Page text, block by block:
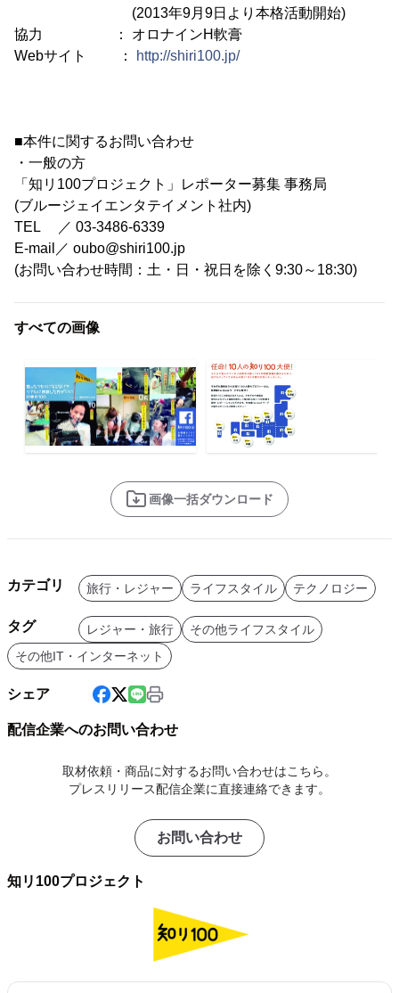
(2013年9月9日より本格活動開始)
協力 ： オロナインH軟膏
Webサイト ：
http://shiri100.jp/
■本件に関するお問い合わせ
・一般の方
「知リ100プロジェクト」レポーター募集 事務局
(ブルージェイエンタテイメント社内)
TEL ／ 03-3486-6339
E-mail／ oubo@shiri100.jp
(お問い合わせ時間：土・日・祝日を除く9:30～18:30)
すべての画像
画像一括ダウンロード
カテゴリ 旅行・レジャー ライフスタイル テクノロジー
タグ レジャー・旅行
その他ライフスタイル
その他IT・インターネット
シェア
配信企業へのお問い合わせ
取材依頼・商品に対するお問い合わせはこちら。
プレスリリース配信企業に直接連絡できます。
お問い合わせ
知リ100プロジェクト